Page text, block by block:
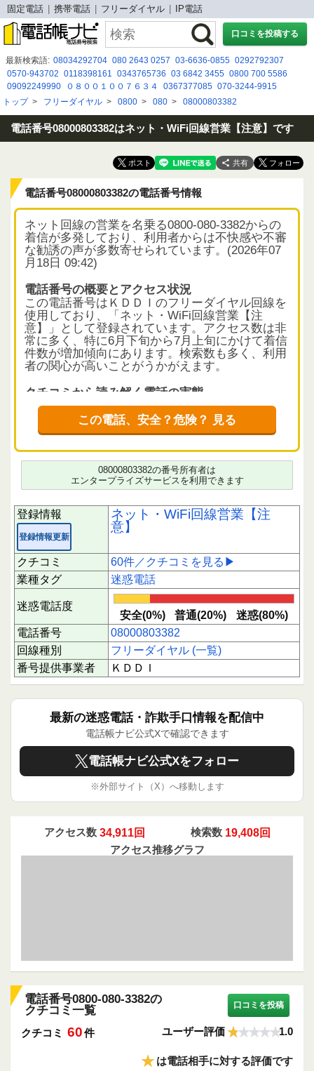
固定電話 携帯電話 フリーダイヤル IP電話
口コミを投稿する
最新検索語: 08034292704 080 2643 0257 03-6636-0855 0292792307
0570-943702 0118398161 0343765736 03 6842 3455 0800 700 5586
09092249990
０８００１００７６３４ 0367377085 070-3244-9915
050-3175-1652 03 4216 8288 0671774947 0800-700-4138
03-6897-6986 05057838962 08019252857 0354148369 0800 500 8188
08033391299 0436366998
トップ> フリーダイヤル > 0800 > 080 > 08000803382
電話番号08000803382はネット・WiFi回線営業【注意】です
共有
電話番号08000803382の電話番号情報
ネット回線の営業を名乗る0800-080-3382からの
着信が多発しており、利用者からは不快感や不審
な勧誘の声が多数寄せられています。(2026年07
月18日 09:42)
電話番号の概要とアクセス状況
この電話番号はＫＤＤＩのフリーダイヤル回線を
使用しており、「ネット・WiFi回線営業【注
意】」として登録されています。アクセス数は非
常に多く、特に6月下旬から7月上旬にかけて着信
件数が増加傾向にあります。検索数も多く、利用
者の関心が高いことがうかがえます。
クチコミから読み解く電話の実態
60件のクチコミのうち、迷惑と評価された件数が
16件、中立が4件、安全と判断されたものはあり
ません。平均評価は最低の1で、利用者の満足度
ンク光やドコモ光を名乗る勧誘が多く、料金の値
下げやモデム交換を理由に電話がかかってきま
す。質問に対しては住所や住居形態、郵便番号な
どの個人情報を尋ねられるケースが多く、応答す
ると音楽が流れて切れる、または一方的に話され
て電話が切れるといった報告が目立ちます。
号を変えて繰り返しかけてくるなど、しつこい勧
誘の様相を呈しています。利用者からは「非常に
不愉快」「迷惑電話」「胡散臭い」といった感想
が多く、応答には注意を推奨いたします。
電話の意図と注意点
この番号からの電話は、光回線の契約変更や料金
プランの案内を装った営業電話である可能性が高
い状況です。実際の契約状況を把握していない様
子や、個人情報を引き出そうとする点から、慎重
な対応が求められます。特に住所や郵便番号など
の情報提供は控え、正規の通信事業者からの連絡
かどうかを十分に確認することが重要です。
下にスクロールすると実際に電話に応答された方
のクチコミを読むことができます。もしこの番号
からの着信があった場合は、クチコミを参考にし
つつ慎重に対応してください。
じような不安を抱える他の利用者を守ることにつ
ながります。ぜひクチコミ投稿で協力いただき、
安心して電話を受けられる環境づくりにご参加く
この電話、安全？危険？ 見る
08000803382の番号所有者は
エンタープライズサービスを利用できます
登録情報
登録情報更新
ネット・WiFi回線営業【注
意】
クチコミ
60件／クチコミを見る▶
業種タグ
迷惑電話
迷惑電話度
安全(0%) 普通(20%)
迷惑(80%)
電話番号
08000803382
回線種別
フリーダイヤル (一覧)
番号提供事業者
ＫＤＤＩ
最新の迷惑電話・詐欺手口情報を配信中
電話帳ナビ公式Xで確認できます
電話帳ナビ公式Xをフォロー
※外部サイト（X）へ移動します
アクセス数 34,911回 検索数 19,408回
アクセス推移グラフ
電話番号0800-080-3382の
クチコミ一覧
口コミを投稿
クチコミ 60件 ユーザー評価 1.0
★は電話相手に対する評価です